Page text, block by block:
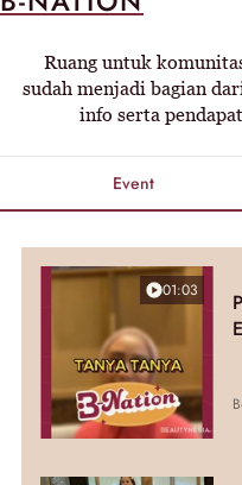
Ruang untuk
sudah menjadi bagian
info serta
Event
01:03